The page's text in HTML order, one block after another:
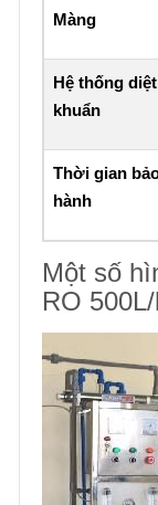
Màng
Hệ thống diệt
khuẩn
Thời gian
hành
Một số
RO